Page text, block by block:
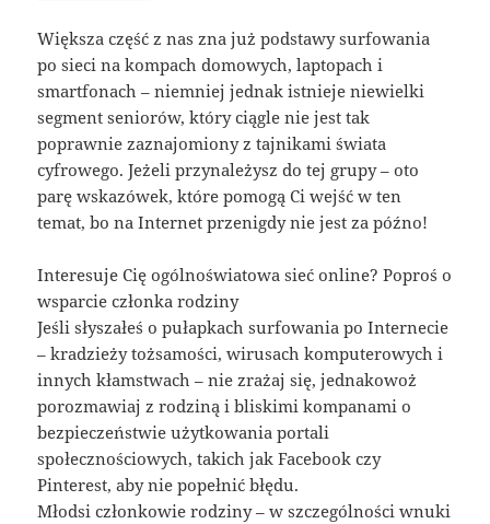
Większa część z nas zna już podstawy surfowania
po sieci na kompach domowych, laptopach i
smartfonach – niemniej jednak istnieje niewielki
segment seniorów, który ciągle nie jest tak
poprawnie zaznajomiony z tajnikami świata
cyfrowego. Jeżeli przynależysz do tej grupy – oto
parę wskazówek, które pomogą Ci wejść w ten
temat, bo na Internet przenigdy nie jest za późno!
Interesuje Cię ogólnoświatowa sieć online? Poproś o
wsparcie członka rodziny
Jeśli słyszałeś o pułapkach surfowania po Internecie
– kradzieży tożsamości, wirusach komputerowych i
innych kłamstwach – nie zrażaj się, jednakowoż
porozmawiaj z rodziną i bliskimi kompanami o
bezpieczeństwie użytkowania portali
społecznościowych, takich jak Facebook czy
Pinterest, aby nie popełnić błędu.
Młodsi członkowie rodziny – w szczególności wnuki